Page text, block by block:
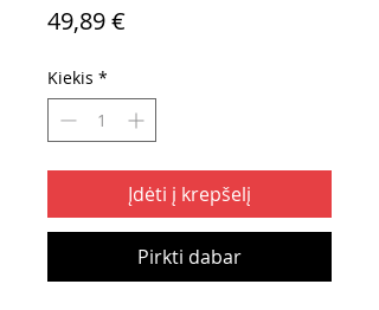
49,89 €
Kiekis *
Įdėti į krepšelį
Pirkti dabar